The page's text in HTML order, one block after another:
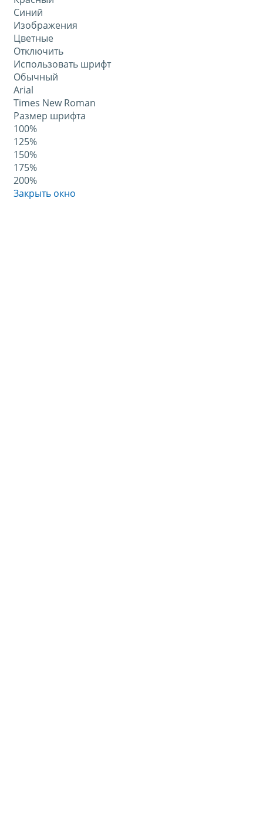
Синий
Изображения
Цветные
Отключить
Использовать шрифт
Обычный
Arial
Times New Roman
Размер шрифта
100%
125%
150%
175%
200%
Закрыть окно